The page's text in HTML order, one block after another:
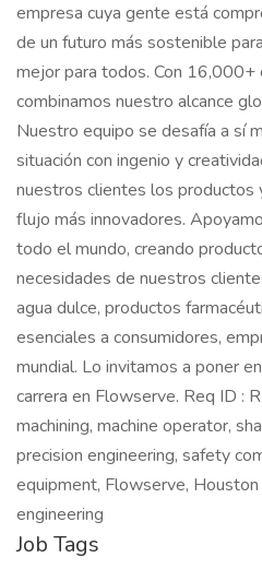
empresa cuya gente está
de un futuro más sostenible
mejor para todos. Con
combinamos nuestro alcance
Nuestro equipo se desafía a sí
situación con ingenio y
nuestros clientes los productos
flujo más innovadores.
todo el mundo, creando
necesidades de nuestros
agua dulce, productos
esenciales a consumidores,
mundial. Lo invitamos a poner
carrera en Flowserve. Req ID :
machining, machine operator,
precision engineering, safety
equipment, Flowserve, Houston
engineering
Job Tags